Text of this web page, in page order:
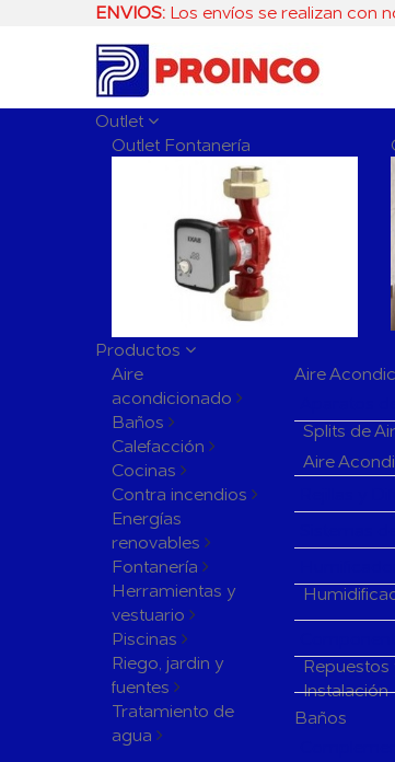
ENVIOS: Los envíos se realizan con
Outlet
Outlet Fontanería
Productos
Aire
acondicionado
Baños
Calefacción
Cocinas
Contra incendios
Energías
renovables
Fontanería
Herramientas y
vestuario
Piscinas
Riego, jardin y
fuentes
Tratamiento de
agua
Aire
Splits de
Aire
Instalación
Baños